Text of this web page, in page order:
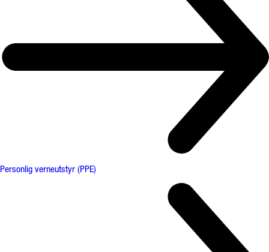
Personlig verneutstyr (PPE)